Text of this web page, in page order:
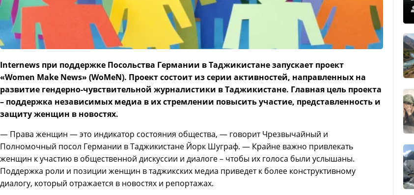
Internews при поддержке Посольства Германии в Таджикистане запускает проект
«Women Make News» (WoMeN). Проект состоит из серии активностей, направленных на
развитие гендерно-чувствительной журналистики в Таджикистане. Главная цель проекта
– поддержка независимых медиа в их стремлении повысить участие, представленность и
защиту женщин в новостях.
— Права женщин — это индикатор состояния общества, — говорит Чрезвычайный и
Полномочный посол Германии в Таджикистане Йорк Шуграф. — Крайне важно привлекать
женщин к участию в общественной дискуссии и диалоге – чтобы их голоса были услышаны.
Поддержка роли и позиции женщин в таджикских медиа приведет к более конструктивному
диалогу, который отражается в новостях и репортажах.